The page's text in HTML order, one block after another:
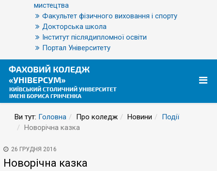
мистецтва
Факультет фізичного виховання і спорту
Докторська школа
Інститут післядипломної освіти
Портал Університету
Ви тут: Головна Про коледж Новини
Події
Новорічна казка
26 ГРУДНЯ 2016
Новорічна казка